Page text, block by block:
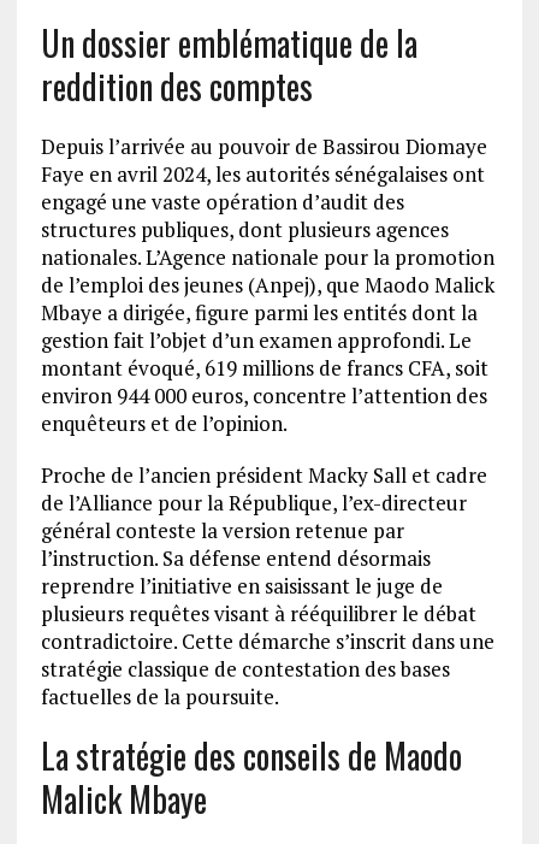
Un dossier emblématique de la
reddition des comptes
Depuis l’arrivée au pouvoir de Bassirou Diomaye
Faye en avril 2024, les autorités sénégalaises ont
engagé une vaste opération d’audit des
structures publiques, dont plusieurs agences
nationales. L’Agence nationale pour la promotion
de l’emploi des jeunes (Anpej), que Maodo Malick
Mbaye a dirigée, figure parmi les entités dont la
gestion fait l’objet d’un examen approfondi. Le
montant évoqué, 619 millions de francs CFA, soit
environ 944 000 euros, concentre l’attention des
enquêteurs et de l’opinion.
Proche de l’ancien président Macky Sall et cadre
de l’Alliance pour la République, l’ex-directeur
général conteste la version retenue par
l’instruction. Sa défense entend désormais
reprendre l’initiative en saisissant le juge de
plusieurs requêtes visant à rééquilibrer le débat
contradictoire. Cette démarche s’inscrit dans une
stratégie classique de contestation des bases
factuelles de la poursuite.
La stratégie des conseils de Maodo
Malick Mbaye